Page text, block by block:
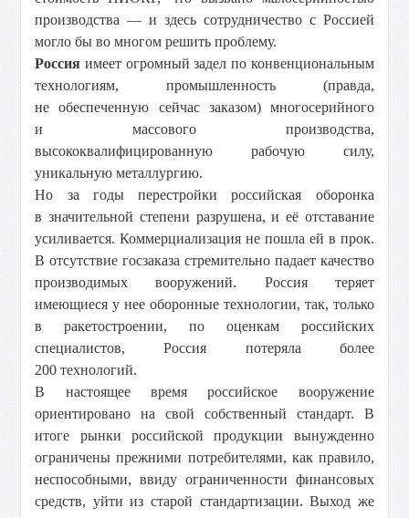
производства — и здесь сотрудничество с Россией
могло бы во многом решить проблему.
Россия имеет огромный задел по конвенциональным
технологиям, промышленность (правда,
не обеспеченную сейчас заказом) многосерийного
и массового производства,
высококвалифицированную рабочую силу,
уникальную металлургию.
Но за годы перестройки российская оборонка
в значительной степени разрушена, и её отставание
усиливается. Коммерциализация не пошла ей в прок.
В отсутствие госзаказа стремительно падает качество
производимых вооружений. Россия теряет
имеющиеся у нее оборонные технологии, так, только
в ракетостроении, по оценкам российских
специалистов, Россия потеряла более
200 технологий.
В настоящее время российское вооружение
ориентировано на свой собственный стандарт. В
итоге рынки российской продукции вынужденно
ограничены прежними потребителями, как правило,
неспособными, ввиду ограниченности финансовых
средств, уйти из старой стандартизации. Выход же